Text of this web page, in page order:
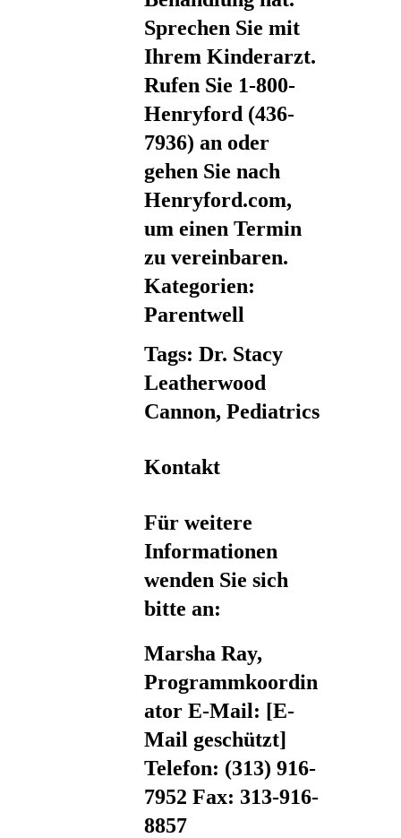
Sprechen Sie mit
Ihrem Kinderarzt.
Rufen Sie 1-800-
Henryford (436-
7936) an oder
gehen Sie nach
Henryford.com,
um einen Termin
zu vereinbaren.
Kategorien:
Parentwell
Tags: Dr. Stacy
Leatherwood
Cannon, Pediatrics
Kontakt
Für weitere
Informationen
wenden Sie sich
bitte an:
Marsha Ray,
Programmkoordin
ator E-Mail: [E-
Mail geschützt]
Telefon: (313) 916-
7952 Fax: 313-916-
8857